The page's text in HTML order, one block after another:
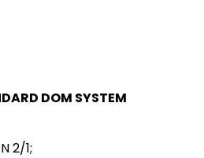
DOM SYSTEM
2/1;